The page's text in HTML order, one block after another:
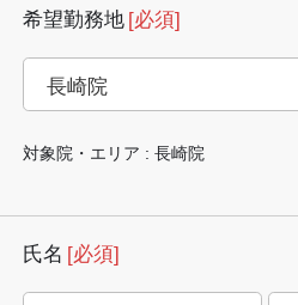
希望勤務地 [必須]
対象院・エリア : 長崎院
氏名 [必須]